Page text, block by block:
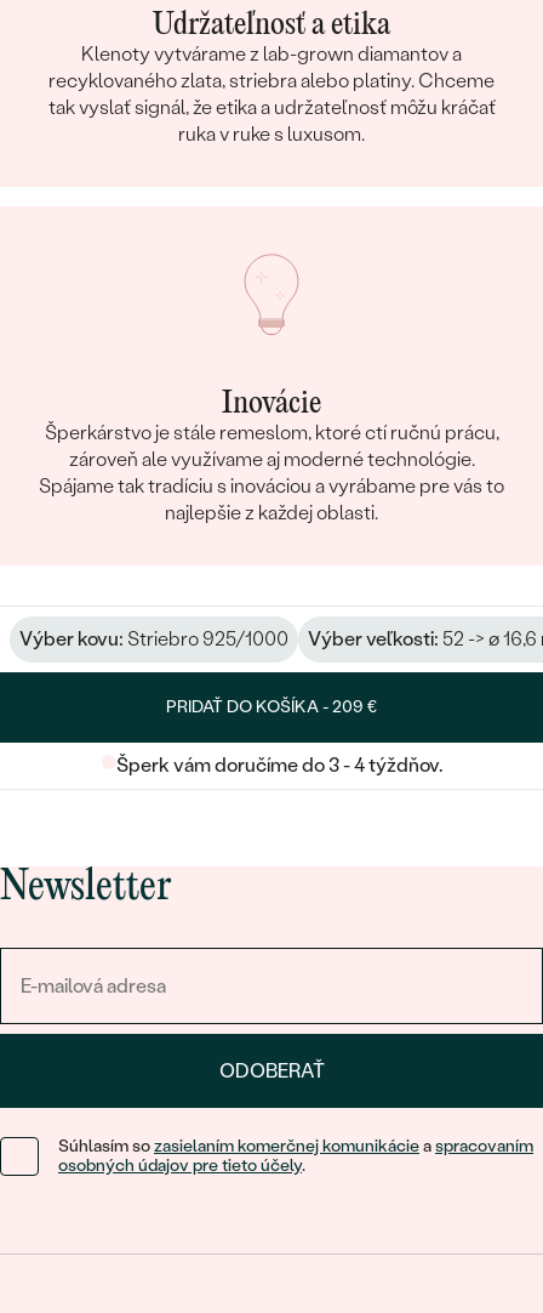
Udržateľnosť a etika
Klenoty vytvárame z lab-grown diamantov a
recyklovaného zlata, striebra alebo platiny. Chceme
tak vyslať signál, že etika a udržateľnosť môžu kráčať
ruka v ruke s luxusom.
Inovácie
Šperkárstvo je stále remeslom, ktoré ctí ručnú prácu,
zároveň ale využívame aj moderné technológie.
Spájame tak tradíciu s inováciou a vyrábame pre vás to
najlepšie z každej oblasti.
Výber kovu: Striebro 925/1000 Výber veľkosti: 52 -> ø
PRIDAŤ DO KOŠÍKA -209 €
Šperk vám doručíme do 3 - 4 týždňov.
Newsletter
ODOBERAŤ
Súhlasím sozasielaním komerčnej komunikácieaspracovaním
osobných údajov pre tieto účely.